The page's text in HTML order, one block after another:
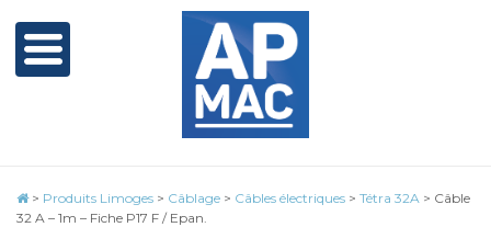
> Produits Limoges > Câblage > Câbles électriques > Tétra 32A > Câble
32 A – 1m – Fiche P17 F / Epan.